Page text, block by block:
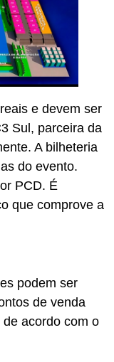
e devem ser
Sul, parceira da
A bilheteria
do evento.
PCD. É
que comprove a
podem ser
de venda
acordo com o